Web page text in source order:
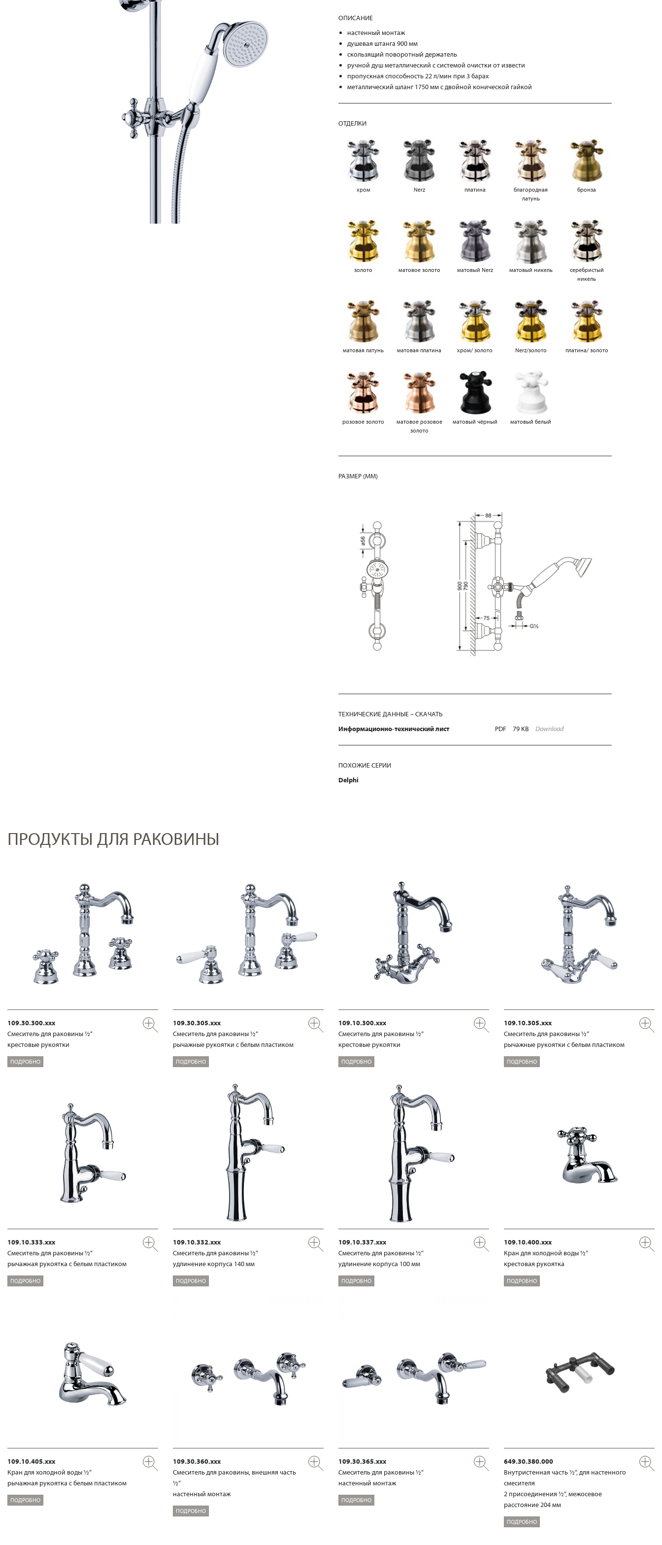
ОПИСАНИЕ
настенный монтаж
душевая штанга 900 мм
скользящий поворотный держатель
ручной душ металлический с системой очистки от извести
пропускная способность 22 л/мин при 3 барах
металлический шланг 1750 мм с двойной коничeской гайкой
ОТДЕЛКИ
хром Nerz платина
благородная
латунь
бронза
золото матовое золото матовый Nerz матовый никель
серебристый
никель
матовая латунь матовая платина хром/ золото Nerz/золото платина/ золото
розовое золото
матовое розовое
золото
матовый чёрный матовый белый
РАЗМЕР (MM)
ТЕХНИЧЕСКИЕ ДАННЫЕ – СКАЧАТЬ
Информационно-технический лист
PDF 79 KB Download
ПОХОЖИЕ СЕРИИ
Delphi
ПРОДУКТЫ ДЛЯ РАКОВИНЫ
109.30.300.xxx
Смеситель для раковины ½“
крестовые рукоятки
ПОДРОБНО
109.30.305.xxx
Смеситель для раковины ½“
рычажные рукоятки с белым пластиком
ПОДРОБНО
109.10.300.xxx
Смеситель для раковины ½“
крестовые рукоятки
ПОДРОБНО
109.10.305.xxx
Смеситель для раковины ½“
рычажные рукоятки с белым пластиком
ПОДРОБНО
109.10.333.xxx
Смеситель для раковины ½“
рычажная рукоятка с белым пластиком
ПОДРОБНО
109.10.332.xxx
Смеситель для раковины ½“
удлинение корпуса 140 мм
ПОДРОБНО
109.10.337.xxx
Смеситель для раковины ½“
удлинение корпуса 100 мм
ПОДРОБНО
109.10.400.xxx
Кран для холодной воды ½“
крестовая рукоятка
ПОДРОБНО
109.10.405.xxx
Кран для холодной воды ½“
рычажная рукоятка с белым пластиком
ПОДРОБНО
109.30.360.xxx
Смеситель для раковины, внешняя часть
½“
настенный монтаж
ПОДРОБНО
109.30.365.xxx
Смеситель для раковины ½“
настенный монтаж
ПОДРОБНО
649.30.380.000
Внутристенная часть ½“, для настенного
смесителя
2 присоединения ½“, межосевое
расстояние 204 мм
ПОДРОБНО